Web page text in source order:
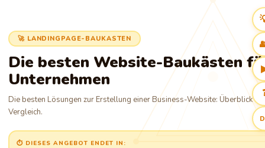
🚀 LANDINGPAGE-BAUKASTEN
Die besten Website-Baukästen
Unternehmen
Die besten Lösungen zur Erstellung einer Business-Website: Überblick
Vergleich.
⏱ DIESES ANGEBOT ENDET IN: